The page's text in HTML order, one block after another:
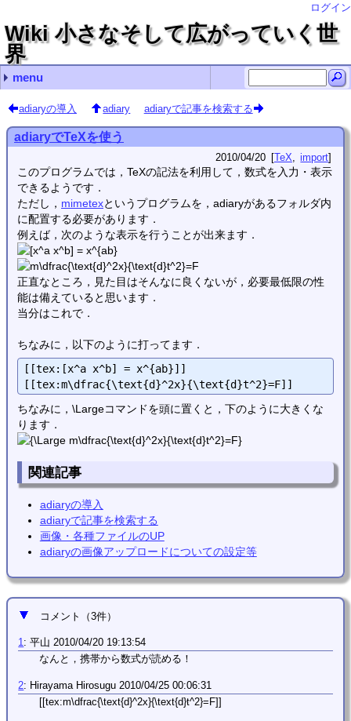
ログイン
Wiki 小さなそして広がっていく世
界
menu
最近の記事
.vimrcの記述例
画面の分割やタブの操作
nohupの使い方
exiftool（CLI付Perlライブラリ）の存在とインストール，
LaTeXで空白記号を出力する
最近のコメント
Debianサーバ構築編 name
bcで指数表示 Hirayama Hirosugu
bcで指数表示 ゴミ情報
usermod ken2kent
adiaryでTeXを使う Hirayama Hirosugu
コンテンツ
Debianに関すること
常用するようなコマンド？
Linuxの各種圧縮・展開コマンド
履歴検索いろいろ 端末でCtrl＋rとたたいた後に
nohupの使い方
管理コマンド
usermod
rsync
analog
crontab
sysv-rc-conf
find
ハードディスクの温度をDebian上で確認する（
cpufreqによるクロック周波数制御
時間制御 cronとat
シェルスクリプト
画像変換
lameでフォルダ内のwavファイルを一括変換する
Wake-on-LANの使い方
manページをPDFファイルに変換するには？
仮想端末を一時的にロックする
Debianのホームディレクトリの名前を日本語から英語に
rootにsuするとファイル名や設定ファイル内の日本語が
.bashrc編集（historyコマンドの保存行数増加とlsコマン
Debianサーバ構築編
adiary
adiaryの導入
adiaryでTeXを使う
adiaryで記事を検索する
画像・各種ファイルのUP
adiaryの画像アップロードについての設定等
Debianのインストール
sshの導入と使い方
apacheのディレクトリ一覧の文字コード指定
Debianデスクトップ構築編
Nautilusの設定
Debian LennyでUSB Audioをデフォルトにする
Debian Lennyでの動画編集
Avidemuxのメモ
Debian LennyでSE-200PCIをデフォルトにする
FirefoxをLennyにインストールする
Debianに自分でインストールしたFirefoxを更新する
プログラミング
GSLの使い方
GSLで簡単プログラミング１
GSLで簡単プログラミング2
totemのプラグインを自作？
Cのコンパイルについて
Borland C++ Compiler 5.5のインストールについて
GlibのWindowsにおけるインストールと…
クロスプラットフォーム
vim置換で改行を使う
文字数カウント
vimの簡単な使い方
vimの設定
vimのキーボードマクロ
置換で使用する正規表現の例
vimで確認しながら置換操作する
ある文字列を囲んでいる記号を別の記号に置換する
Gvimで印刷する
指定した間隔で行頭へ文字列を挿入する
ちょっと前にddで消した行を呼び出す
vimでsyntaxを追加する
vimで折畳みを使う
vimでdiffを使う
vimで行頭に一括で記号を挿入・削除
Windows版GvimでPowerShellを呼び出す．
画面の分割やタブの操作
.vimrcの記述例
GIMP
TeXdvioutのEPS表示設定
dvipdfmx(Debian)のエラー解決
TeX環境の構築
TeXの索引の書式を変更する
hyperrefは読み込ませる順番に気をつけましょう
図のcaptionを再定義する
fancyhdrでヘッダの書式指定
table環境やarray環境で行間を変更する
TeXで図をコード記述位置に強制的に出力する
dviout abort automatic font generation
TeX(LaTeX)のfigure環境で，dpiを考慮した画像幅をポ
scilab
簡単な使い方
数式をラベルに挿入
inkscape
inkscapeで数式
textextの代替
gnuplotのsvg出力でフォントを設定し，inkscapeで編
mplayer
mplayerのプレイリスト
gnuplot
gnuplotを使ってみる（実用編）
bcで指数表示
各種変換
flvファイルから音声抽出
文字コードの変換（nkfを利用して）
mp4ファイルから音声抽出
jpgをepsに変換する
ファイル名の文字コードを変更する convmv
BonTsDemuxをLinux（Debian squeeze）で使う
PNGファイルとJPGファイルをPDFファイルへ変換．
Windows関連
Windows PowerShellでファイル名を一括変更する（
回復パーティションの拡張操作（Windows10 Pro 22H2）
GNU sed をWindowsで使う
robocopyでファイルサーバにバックアップ
花子
OSの再インストール編
Excelのマクロ
Windowsのコマンドプロンプトでファイル検索
キャラ絵でCPU使用率の確認
TvRockの設定（with PT2）
dirコマンドでファイル検索をする
PDFをEPSに一括変換する
MSYSに関するメモ
自転車関連
タグ（あまり機能していません）
Linux (11)
import (112)
TeX (2)
クロスプラットフォーム (2)
vim (3)
未分類 (92)
花子 (2)
(none) (14)
adiaryの導入 adiary adiaryで記事を検索する
adiaryでTeXを使う
2010/04/20 TeX import
このプログラムでは，TeXの記法を利用して，数式を入力・表示
できるようです．
ただし， mimetexというプログラムを，adiaryがあるフォルダ内
に配置する必要があります．
例えば，次のような表示を行うことが出来ます．
正直なところ，見た目はそんなに良くないが，必要最低限の性
能は備えていると思います．
当分はこれで．
ちなみに，以下のように打ってます．
[[tex:[x^a x^b] = x^{ab}]]
ちなみに，\Largeコマンドを頭に置くと，下のように大きくな
ります．
関連記事
adiaryの導入
adiaryで記事を検索する
画像・各種ファイルのUP
adiaryの画像アップロードについての設定等
コメント （3件）
1: 平山 2010/04/20 19:13:54
なんと，携帯から数式が読める！
2: Hirayama Hirosugu 2010/04/25 00:06:31
[[tex:m\dfrac{\text{d}^2x}{\text{d}t^2}=F]]